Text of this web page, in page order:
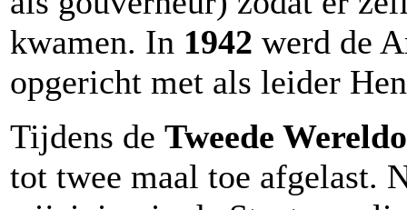
kwamen. In 1942 werd de
opgericht met als leider
Tijdens de Tweede
tot twee maal toe afgelast.